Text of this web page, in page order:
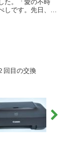
た。「愛の不時
しです。先日、よ
回目の交換